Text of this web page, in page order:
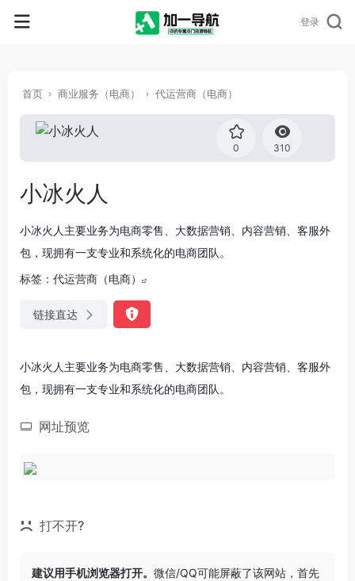
登录
首页 商业服务（电商） 代运营商（电商）
0 310
小冰火人
小冰火人主要业务为电商零售、大数据营销、内容营销、客服外
包，现拥有一支专业和系统化的电商团队。
标签： 代运营商（电商）
链接直达
小冰火人主要业务为电商零售、大数据营销、内容营销、客服外
包，现拥有一支专业和系统化的电商团队。
网址预览
打不开?
建议用手机浏览器打开。 微信/QQ可能屏蔽了该网站，首先